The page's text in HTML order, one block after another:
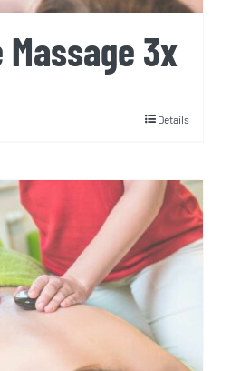
Massage 3x
Details